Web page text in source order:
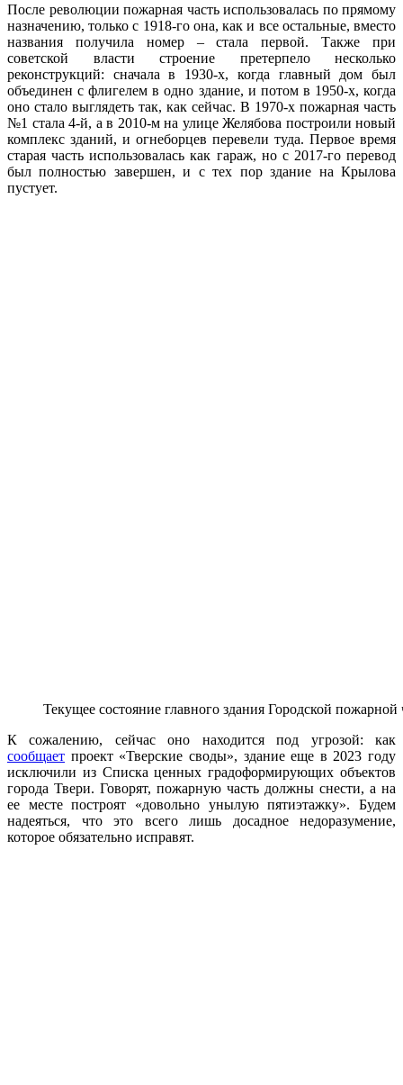
После революции пожарная часть использовалась по прямому
назначению, только с 1918-го она, как и все остальные, вместо
названия получила номер – стала первой. Также при
советской власти строение претерпело несколько
реконструкций: сначала в 1930-х, когда главный дом был
объединен с флигелем в одно здание, и потом в 1950-х, когда
оно стало выглядеть так, как сейчас. В 1970-х пожарная часть
№1 стала 4-й, а в 2010-м на улице Желябова построили новый
комплекс зданий, и огнеборцев перевели туда. Первое время
старая часть использовалась как гараж, но с 2017-го перевод
был полностью завершен, и с тех пор здание на Крылова
пустует.
Текущее состояние главного здания Городской
К сожалению, сейчас оно находится под угрозой: как
сообщает проект «Тверские своды», здание еще в 2023 году
исключили из Списка ценных градоформирующих объектов
города Твери. Говорят, пожарную часть должны снести, а на
ее месте построят «довольно унылую пятиэтажку». Будем
надеяться, что это всего лишь досадное недоразумение,
которое обязательно исправят.